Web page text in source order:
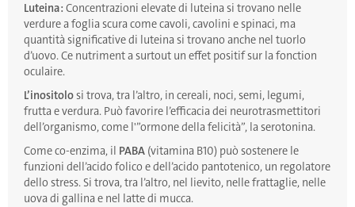
Luteina: Concentrazioni elevate di luteina si trovano nelle
verdure a foglia scura come cavoli, cavolini e spinaci, ma
quantità significative di luteina si trovano anche nel tuorlo
d’uovo. Ce nutriment a surtout un effet positif sur la fonction
oculaire.
L’inositolosi trova, tra l’altro, in cereali, noci, semi, legumi,
frutta e verdura. Può favorire l’efficacia dei neurotrasmettitori
dell’organismo, come l'”ormone della felicità”, la serotonina.
Come co-enzima, il PABA (vitamina B10) può sostenere le
funzioni dell’acido folico e dell’acido pantotenico, un regolatore
dello stress. Si trova, tra l’altro, nel lievito, nelle frattaglie, nelle
uova di gallina e nel latte di mucca.